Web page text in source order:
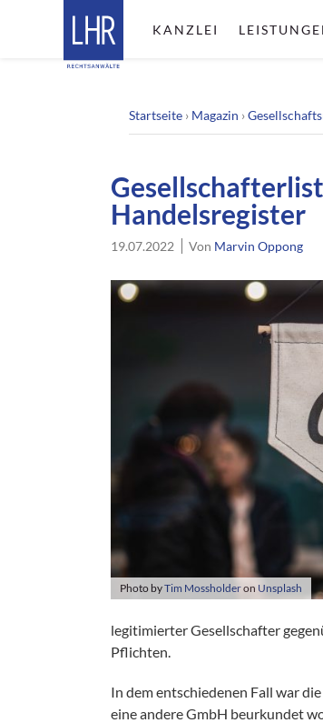
KANZLEI
Startseite › Magazin ›
Handelsregister
19.07.2022 Von Marvin Oppong
Photo byTim Mossholderon Unsplash
legitimierter Gesellschafter
Pflichten.
In dem entschiedenen Fall war
eine andere GmbH beurkundet